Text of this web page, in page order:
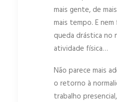
mais gente, de
mais tempo. E
queda drástica no
atividade física…
Não parece mais
o retorno à
trabalho